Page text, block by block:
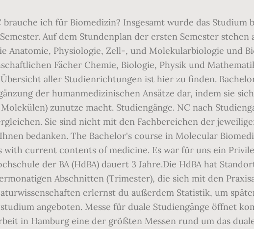
ich für Biomedizin? Insgesamt wurde das Studium
Auf dem Stundenplan der ersten Semester
Anatomie, Physiologie, Zell-, und Molekularbiologie und
Fächer Chemie, Biologie, Physik und
aller Studienrichtungen ist hier zu finden.
der humanmedizinischen Ansätze dar, indem sie
zunutze macht. Studiengänge. NC nach
Sie sind nicht mit den Fachbereichen der
bedanken. The Bachelor's course in Molecular
current contents of medicine. Es war für uns ein
der BA (HdBA) dauert 3 Jahre.Die HdBA hat
Abschnitten (Trimester), die sich mit den
erlernst du außerdem Statistik, um
angeboten. Messe für duale Studiengänge öffnet
in Hamburg eine der größten Messen rund um das